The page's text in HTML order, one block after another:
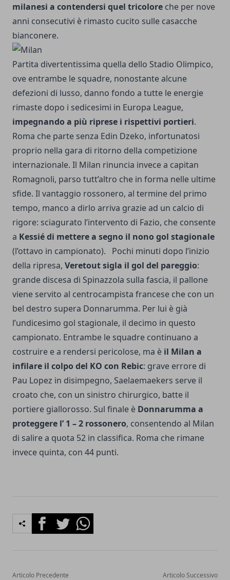
milanesi a contendersi quel tricolore che per nove
anni consecutivi è rimasto cucito sulle casacche
bianconere.
Partita divertentissima quella dello Stadio Olimpico,
ove entrambe le squadre, nonostante alcune
defezioni di lusso, danno fondo a tutte le energie
rimaste dopo i sedicesimi in Europa League,
impegnando a più riprese i rispettivi portieri.
Roma che parte senza Edin Dzeko, infortunatosi
proprio nella gara di ritorno della competizione
internazionale. Il Milan rinuncia invece a capitan
Romagnoli, parso tutt’altro che in forma nelle ultime
sfide. Il vantaggio rossonero, al termine del primo
tempo, manco a dirlo arriva grazie ad un calcio di
rigore: sciagurato l’intervento di Fazio, che consente
a Kessié di mettere a segno il nono gol stagionale
(l’ottavo in campionato). Pochi minuti dopo l’inizio
della ripresa, Veretout sigla il gol del pareggio:
grande discesa di Spinazzola sulla fascia, il pallone
viene servito al centrocampista francese che con un
bel destro supera Donnarumma. Per lui è già
l’undicesimo gol stagionale, il decimo in questo
campionato. Entrambe le squadre continuano a
costruire e a rendersi pericolose, ma è il Milan a
infilare il colpo del KO con Rebic: grave errore di
Pau Lopez in disimpegno, Saelaemaekers serve il
croato che, con un sinistro chirurgico, batte il
portiere giallorosso. Sul finale è Donnarumma a
proteggere l’ 1 – 2 rossonero, consentendo al Milan
di salire a quota 52 in classifica. Roma che rimane
invece quinta, con 44 punti.
FacebookTwitterWhatsapp
Articolo Precedente Articolo Successivo